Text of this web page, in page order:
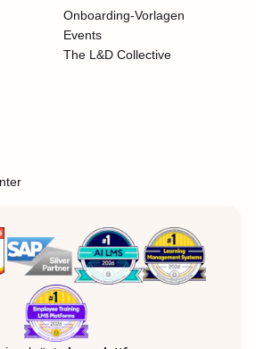
Onboarding-Vorlagen
Events
The L&D Collective